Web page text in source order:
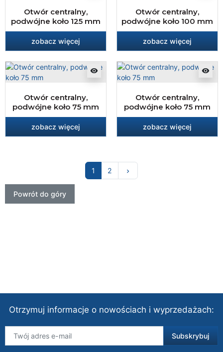
Otwór centralny,
podwójne koło 125 mm
zobacz więcej
Otwór centralny,
podwójne koło 100 mm
zobacz więcej
visibility
Otwór centralny,
podwójne koło 75 mm
zobacz więcej
visibility
Otwór centralny,
podwójne koło 75 mm
zobacz więcej
1 2 keyboard_arrow_right
Powrót do góry
Otrzymuj informacje o nowościach i wyprzedażach: